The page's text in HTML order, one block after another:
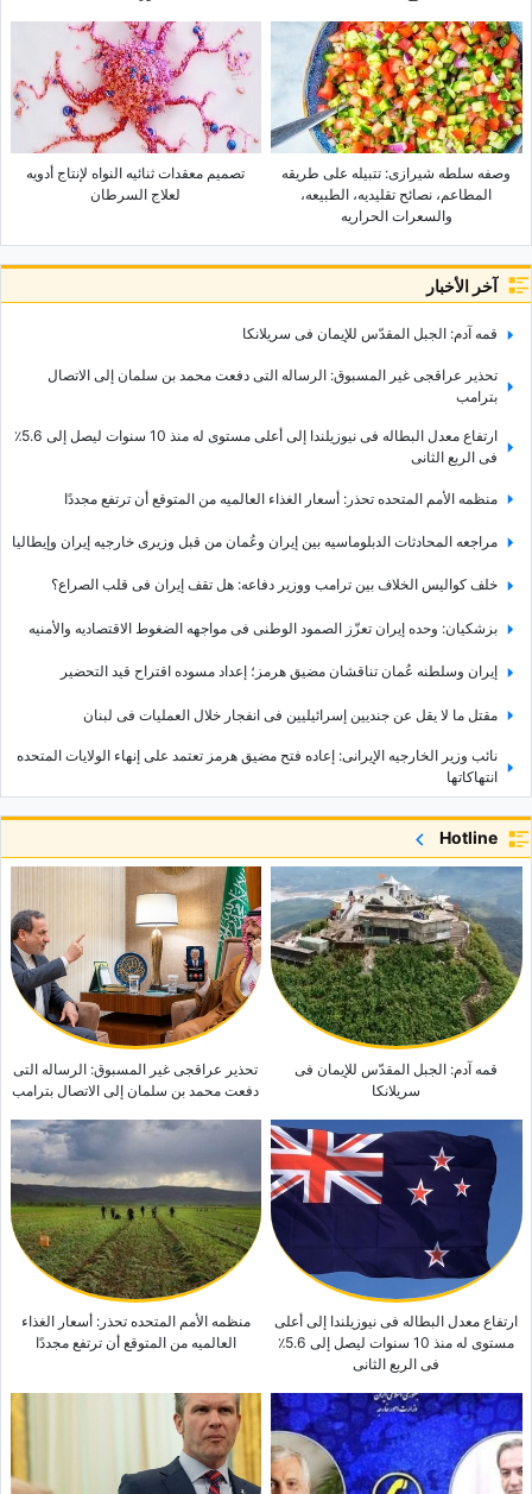
وصفه سلطه شیرازی: تتبیله على طریقه
المطاعم، نصائح تقلیدیه، الطبیعه،
والسعرات الحراریه
تصمیم معقدات ثنائیه النواه لإنتاج أدویه
لعلاج السرطان
آخر الأخبار
قمه آدم: الجبل المقدّس للإیمان فی سریلانکا
تحذیر عراقجی غیر المسبوق: الرساله التی دفعت محمد بن سلمان إلى الاتصال
بترامب
ارتفاع معدل البطاله فی نیوزیلندا إلى أعلى مستوى له منذ 10 سنوات لیصل إلى 5.6٪
فی الربع الثانی
منظمه الأمم المتحده تحذر: أسعار الغذاء العالمیه من المتوقع أن ترتفع مجددًا
مراجعه المحادثات الدبلوماسیه بین إیران وعُمان من قبل وزیری خارجیه إیران وإیطالیا
خلف کوالیس الخلاف بین ترامب ووزیر دفاعه: هل تقف إیران فی قلب الصراع؟
بزشکیان: وحده إیران تعزّز الصمود الوطنی فی مواجهه الضغوط الاقتصادیه والأمنیه
إیران وسلطنه عُمان تناقشان مضیق هرمز؛ إعداد مسوده اقتراح قید التحضیر
مقتل ما لا یقل عن جندیین إسرائیلیین فی انفجار خلال العملیات فی لبنان
نائب وزیر الخارجیه الإیرانی: إعاده فتح مضیق هرمز تعتمد على إنهاء الولایات المتحده
انتهاکاتها
اکتشف کابادوکیا: استکشف مدینه ترکیا الساحره المنحوته فی الصخور
استکشاف مناره أنیفا: المعلم البحری التاریخی فی روسیا
القصر الکبیر فی تایلاند: الموقع، التاریخ، الأقسام الرئیسیه، والصور
ما هی السیرامیدات وکیف تعمل على تقویه الحاجز الواقی للبشره؟
سمک مقرمش مغطى بفتات الخبز: دلیل بسیط لوصفه منزلیه
Hotline
قمه آدم: الجبل المقدّس للإیمان فی
سریلانکا
تحذیر عراقجی غیر المسبوق: الرساله التی
دفعت محمد بن سلمان إلى الاتصال بترامب
ارتفاع معدل البطاله فی نیوزیلندا إلى أعلى
مستوى له منذ 10 سنوات لیصل إلى 5.6٪
فی الربع الثانی
منظمه الأمم المتحده تحذر: أسعار الغذاء
العالمیه من المتوقع أن ترتفع مجددًا